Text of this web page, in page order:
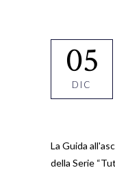
05
DIC
La Guida
della Serie